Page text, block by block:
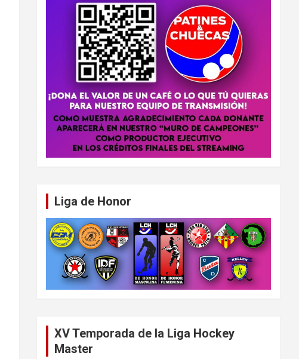
Liga de Honor
XV Temporada de la Liga Hockey
Master